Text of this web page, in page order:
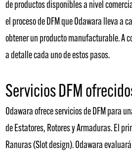
de productos disponibles a nivel
el proceso de DFM que Odawara lleva a
obtener un producto manufacturable. A
a detalle cada uno de estos pasos.
Servicios DFM
Odawara ofrece servicios de DFM para
de Estatores, Rotores y Armaduras. El
Ranuras (Slot design). Odawara